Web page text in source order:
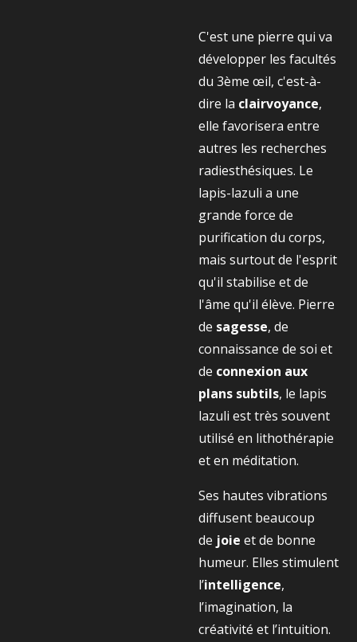
C'est une pierre qui va
développer les facultés
du 3ème œil, c'est-à-
dire la clairvoyance,
elle favorisera entre
autres les recherches
radiesthésiques. Le
lapis-lazuli a une
grande force de
purification du corps,
mais surtout de l'esprit
qu'il stabilise et de
l'âme qu'il élève. Pierre
de sagesse, de
connaissance de soi et
de connexion aux
plans subtils, le lapis
lazuli est très souvent
utilisé en lithothérapie
et en méditation.
Ses hautes vibrations
diffusent beaucoup
de joie et de bonne
humeur. Elles stimulent
l’intelligence,
l’imagination, la
créativité et l’intuition.